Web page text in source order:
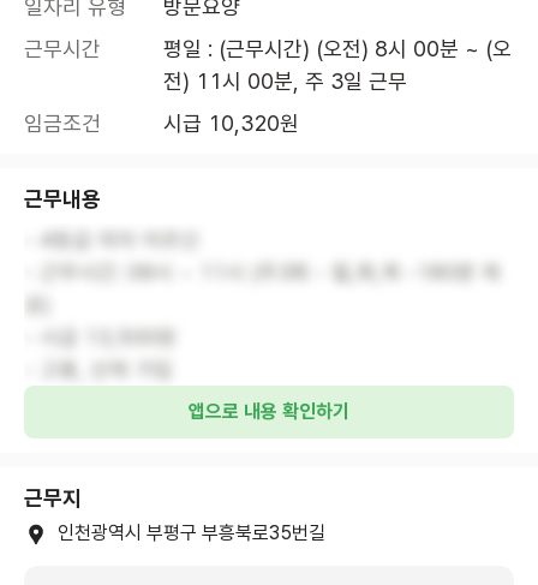
일자리 유형
방문요양
근무시간
평일 : (근무시간) (오전) 8시 00분 ~ (오
전) 11시 00분, 주 3일 근무
임금조건
시급 10,320원
근무내용
앱으로 내용 확인하기
근무지
인천광역시 부평구 부흥북로35번길